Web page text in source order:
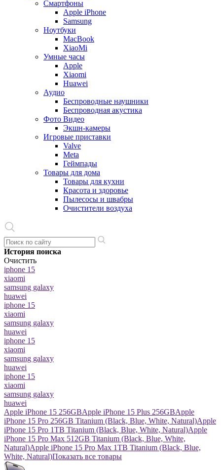
Cмартфоны
Apple iPhone
Samsung
Ноутбуки
MacBook
XiaoMi
Умные часы
Apple
Xiaomi
Huawei
Аудио
Беспроводные наушники
Беспроводная акустика
Фото Видео
Экшн-камеры
Игровые приставки
Valve
Meta
Геймпады
Товары для дома
Товары для кухни
Красота и здоровье
Пылесосы и швабры
Очистители воздуха
История поиска
Очистить
iphone 15
xiaomi
samsung galaxy
huawei
iphone 15
xiaomi
samsung galaxy
huawei
iphone 15
xiaomi
samsung galaxy
huawei
iphone 15
xiaomi
samsung galaxy
huawei
Apple iPhone 15 256GBApple iPhone 15 Plus 256GBApple
iPhone 15 Pro 256GB Titanium (Black, Blue, White, Natural)Apple
iPhone 15 Pro 1TB Titanium (Black, Blue, White, Natural)Apple
iPhone 15 Pro Max 512GB Titanium (Black, Blue, White,
Natural)Apple iPhone 15 Pro Max 1TB Titanium (Black, Blue,
White, Natural)Показать все товары